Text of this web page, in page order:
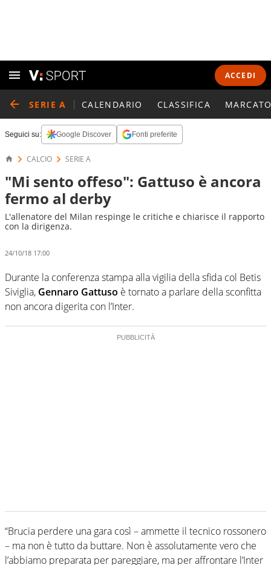
ACCEDI
SERIE A CALENDARIO CLASSIFICA
Seguici su: Google Discover Fonti preferite
CALCIO SERIE A
"Mi sento offeso": Gattuso è ancora
fermo al derby
L'allenatore del Milan respinge le critiche e chiarisce il rapporto
con la dirigenza.
24/10/18 17:00
Durante la conferenza stampa alla vigilia della sfida col Betis
Siviglia, Gennaro Gattuso è tornato a parlare della sconfitta
non ancora digerita con l’Inter.
“Brucia perdere una gara così – ammette il tecnico rossonero
– ma non è tutto da buttare. Non è assolutamente vero che
l’abbiamo preparata per pareggiare, ma per affrontare l’Inter